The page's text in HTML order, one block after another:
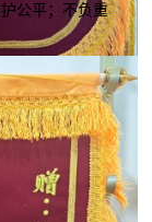
公平；不负重